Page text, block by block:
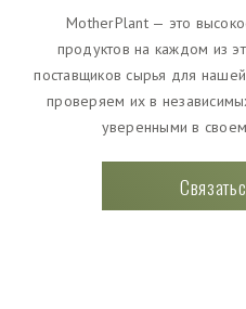
MotherPlant — это
продуктов на каждом из
поставщиков сырья для
проверяем их в
уверенными в